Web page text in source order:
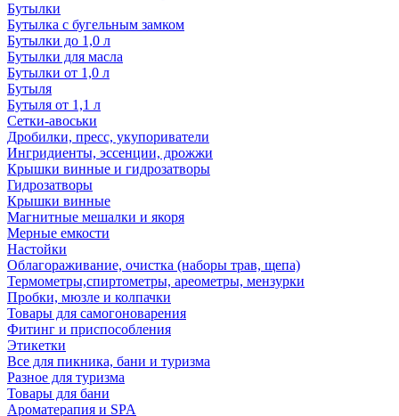
Бутылки
Бутылка с бугельным замком
Бутылки до 1,0 л
Бутылки для масла
Бутылки от 1,0 л
Бутыля
Бутыля от 1,1 л
Сетки-авоськи
Дробилки, пресс, укупориватели
Ингридиенты, эссенции, дрожжи
Крышки винные и гидрозатворы
Гидрозатворы
Крышки винные
Магнитные мешалки и якоря
Мерные емкости
Настойки
Облагораживание, очистка (наборы трав, щепа)
Термометры,спиртометры, ареометры, мензурки
Пробки, мюзле и колпачки
Товары для самогоноварения
Фитинг и приспособления
Этикетки
Все для пикника, бани и туризма
Разное для туризма
Товары для бани
Ароматерапия и SPA